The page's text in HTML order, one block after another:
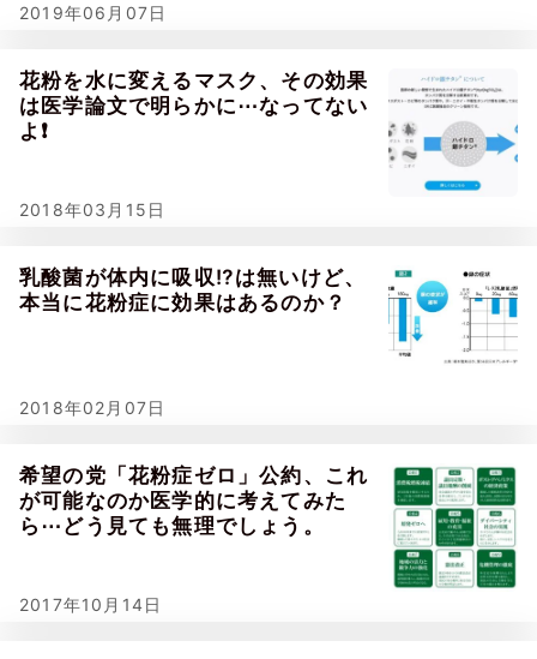
2019年06月07日
花粉を水に変えるマスク、その効果
は医学論文で明らかに⋯なってない
よ❗
2018年03月15日
乳酸菌が体内に吸収⁉は無いけど、
本当に花粉症に効果はあるのか？
2018年02月07日
希望の党「花粉症ゼロ」公約、これ
が可能なのか医学的に考えてみた
ら⋯どう見ても無理でしょう。
2017年10月14日